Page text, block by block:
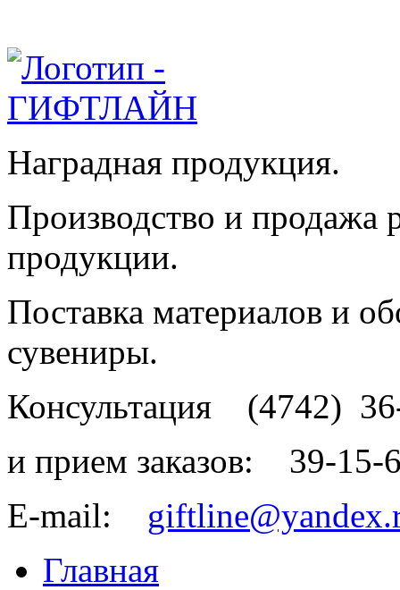
Наградная продукция.
Производство и продажа
продукции.
Поставка материалов и
сувениры.
Консультация (4742)
и прием заказов: 39-15-
E-mail:
Главная